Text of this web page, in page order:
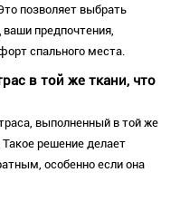
позволяет выбрать
предпочтения,
спального места.
в той же ткани, что
выполненный в той же
решение делает
особенно если она